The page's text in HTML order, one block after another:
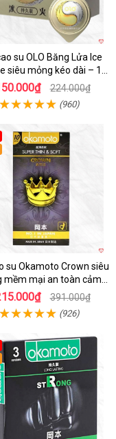
su OLO Băng Lửa Ice
siêu mỏng kéo dài – 10
cái hộp224.000₫
(960)
su Okamoto Crown siêu
mềm mại an toàn cảm
thăng hoa Nhật Bản
391.000₫
(926)